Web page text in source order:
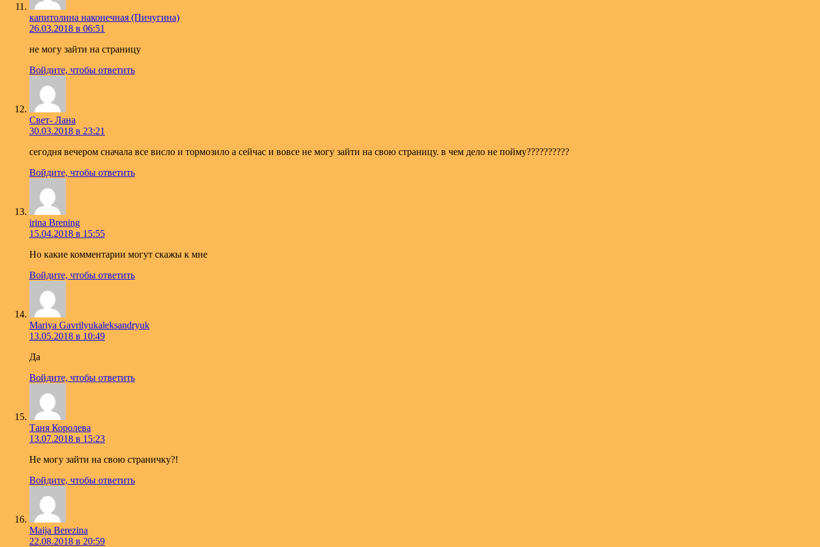
капитолина наконечная (Пичугина)
26.03.2018 в 06:51
не могу зайти на страницу
Войдите, чтобы ответить
Свет- Лана
30.03.2018 в 23:21
сегодня вечером сначала все висло и тормозило а сейчас и вовсе не могу зайти на свою страницу. в чем дело не пойму??????????
Войдите, чтобы ответить
irina Brening
15.04.2018 в 15:55
Но какие комментарии могут скажы к мне
Войдите, чтобы ответить
Mariya Gavrilyukaleksandryuk
13.05.2018 в 10:49
Да
Войдите, чтобы ответить
Таня Королева
13.07.2018 в 15:23
Не могу зайти на свою страничку?!
Войдите, чтобы ответить
Maija Berezina
22.08.2018 в 20:59